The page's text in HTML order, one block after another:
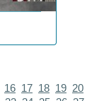
16 17 18 19 20